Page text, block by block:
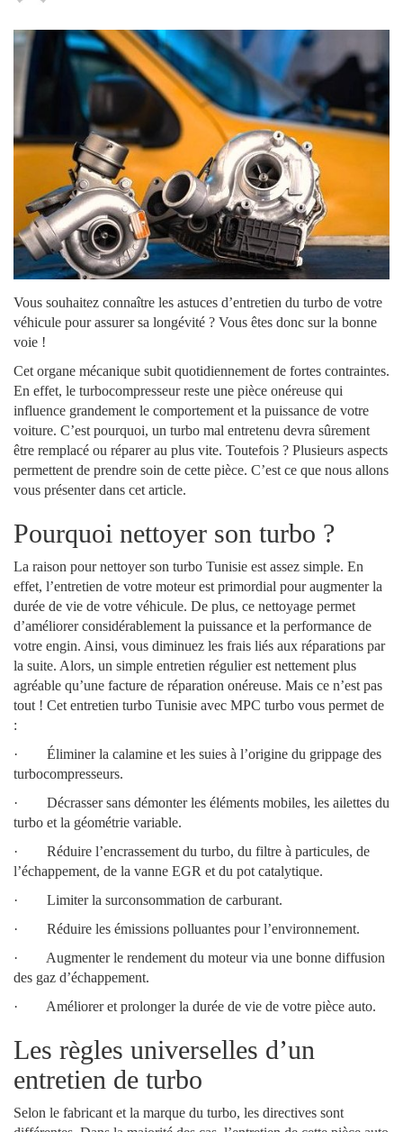
Vous souhaitez connaître les astuces d’entretien du turbo de votre
véhicule pour assurer sa longévité ? Vous êtes donc sur la bonne
voie !
Cet organe mécanique subit quotidiennement de fortes contraintes.
En effet, le turbocompresseur reste une pièce onéreuse qui
influence grandement le comportement et la puissance de votre
voiture. C’est pourquoi, un turbo mal entretenu devra sûrement
être remplacé ou réparer au plus vite. Toutefois ? Plusieurs aspects
permettent de prendre soin de cette pièce. C’est ce que nous allons
vous présenter dans cet article.
Pourquoi nettoyer son turbo ?
La raison pour nettoyer son turbo Tunisie est assez simple. En
effet, l’entretien de votre moteur est primordial pour augmenter la
durée de vie de votre véhicule. De plus, ce nettoyage permet
d’améliorer considérablement la puissance et la performance de
votre engin. Ainsi, vous diminuez les frais liés aux réparations par
la suite. Alors, un simple entretien régulier est nettement plus
agréable qu’une facture de réparation onéreuse. Mais ce n’est pas
tout ! Cet entretien turbo Tunisie avec MPC turbo vous permet de
:
· Éliminer la calamine et les suies à l’origine du grippage des
turbocompresseurs.
· Décrasser sans démonter les éléments mobiles, les ailettes du
turbo et la géométrie variable.
· Réduire l’encrassement du turbo, du filtre à particules, de
l’échappement, de la vanne EGR et du pot catalytique.
· Limiter la surconsommation de carburant.
· Réduire les émissions polluantes pour l’environnement.
· Augmenter le rendement du moteur via une bonne diffusion
des gaz d’échappement.
· Améliorer et prolonger la durée de vie de votre pièce auto.
Les règles universelles d’un
entretien de turbo
Selon le fabricant et la marque du turbo, les directives sont